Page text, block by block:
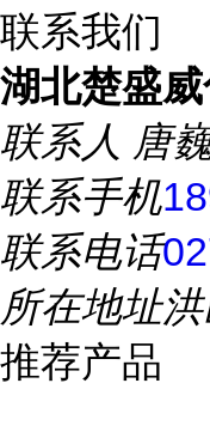
联系我们
湖北楚盛
联系人 唐
联系手机
联系电话
所在地址
推荐产品